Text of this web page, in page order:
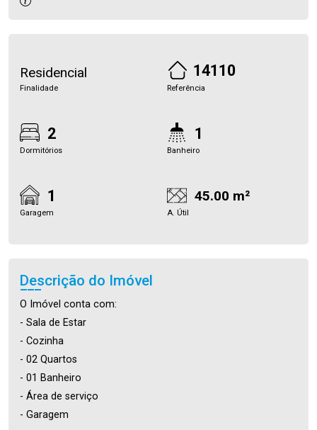
Residencial
Finalidade
14110
Referência
2
Dormitórios
1
Banheiro
1
Garagem
45.00 m²
A. Útil
Descrição do Imóvel
O Imóvel conta com:
- Sala de Estar
- Cozinha
- 02 Quartos
- 01 Banheiro
- Área de serviço
- Garagem